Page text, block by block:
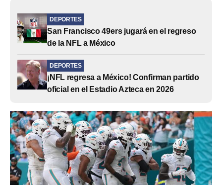
DEPORTES
San Francisco 49ers jugará en el regreso
de la NFL a México
DEPORTES
¡NFL regresa a México! Confirman partido
oficial en el Estadio Azteca en 2026